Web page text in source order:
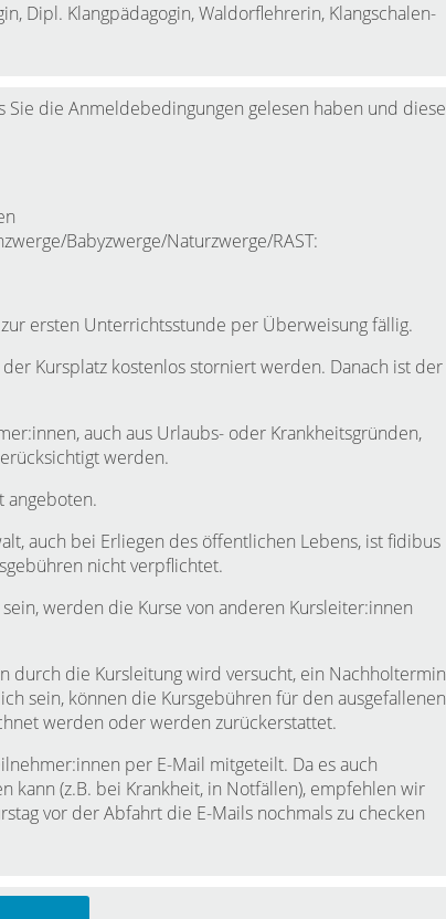
Dipl. Klangpädagogin, Waldorflehrerin, Klangschalen-
Sie die Anmeldebedingungen gelesen haben und diese
Babyzwerge/Naturzwerge/RAST:
ersten Unterrichtsstunde per Überweisung fällig.
Kursplatz kostenlos storniert werden. Danach ist der
auch aus Urlaubs- oder Krankheitsgründen,
werden.
angeboten.
auch bei Erliegen des öffentlichen Lebens, ist fidibus
nicht verpflichtet.
werden die Kurse von anderen Kursleiter:innen
durch die Kursleitung wird versucht, ein Nachholtermin
sein, können die Kursgebühren für den ausgefallenen
werden oder werden zurückerstattet.
per E-Mail mitgeteilt. Da es auch
kann (z.B. bei Krankheit, in Notfällen), empfehlen wir
vor der Abfahrt die E-Mails nochmals zu checken